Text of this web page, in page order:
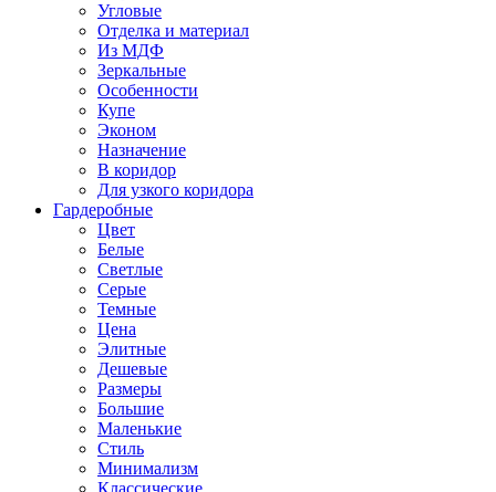
Угловые
Отделка и материал
Из МДФ
Зеркальные
Особенности
Купе
Эконом
Назначение
В коридор
Для узкого коридора
Гардеробные
Цвет
Белые
Светлые
Серые
Темные
Цена
Элитные
Дешевые
Размеры
Большие
Маленькие
Стиль
Минимализм
Классические